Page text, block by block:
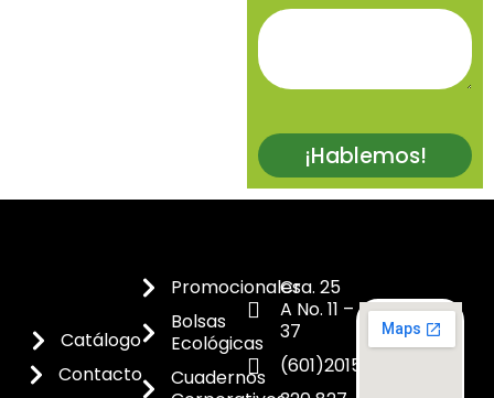
¡Hablemos!
Catálogo
Contacto
Promocionales
Bolsas
Ecológicas
Cuadernos
Cra. 25
A No. 11 –
37
(601)2015300